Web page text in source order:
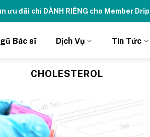
ưu đãi chỉ DÀNH RIÊNG cho Member
Bác sĩ Dịch Vụ Tin Tức
CHOLESTEROL